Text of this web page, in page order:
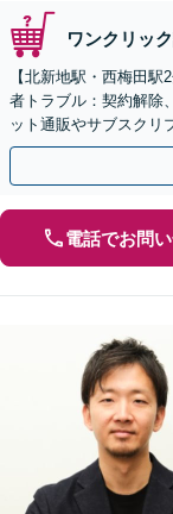
ワンクリッ
【北新地駅・西梅田
者トラブル：契約解除
ット通販やサブスクリ
度ご相談ください【休
電話でお問